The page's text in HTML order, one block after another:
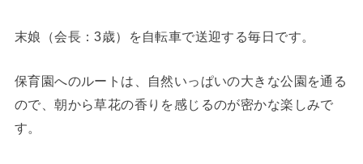
末娘（会長：3歳）を自転車で送迎する毎日です。
保育園へのルートは、自然いっぱいの大きな公園を通る
ので、朝から草花の香りを感じるのが密かな楽しみで
す。